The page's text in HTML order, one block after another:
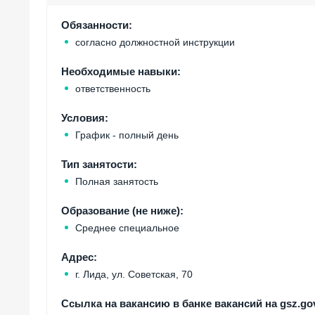
Обязанности:
согласно должностной инструкции
Необходимые навыки:
ответственность
Условия:
График - полный день
Тип занятости:
Полная занятость
Образование (не ниже):
Среднее специальное
Адрес:
г. Лида, ул. Советская, 70
Ссылка на вакансию в банке вакансий на